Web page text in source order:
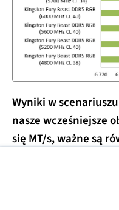
Wyniki w
nasze wcześniejsze
się MT/s, ważne są